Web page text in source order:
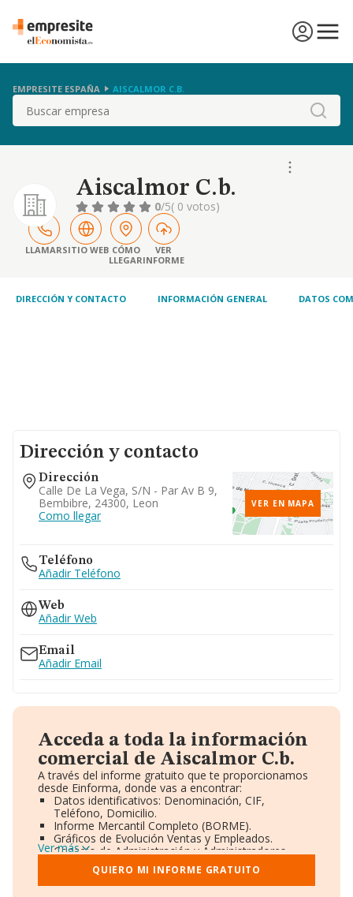
EMPRESITE ESPAÑA AISCALMOR C.B.
Buscar
Aiscalmor C.b.
0/5( 0 votos)
LLAMARSITIO WEB CÓMO
LLEGAR
VER
INFORME
DIRECCIÓN Y CONTACTO INFORMACIÓN GENERAL DATOS
Dirección y contacto
Dirección
Calle De La Vega, S/n - Par Av B 9,
Bembibre, 24300, Leon
Como llegar
VER EN MAPA
Teléfono
Añadir Teléfono
Web
Añadir Web
Email
Añadir Email
Acceda a toda la información
comercial de Aiscalmor C.b.
A través del informe gratuito que te proporcionamos
desde Einforma, donde vas a encontrar:
Datos identificativos: Denominación, CIF,
Teléfono, Domicilio.
Informe Mercantil Completo (BORME).
Gráficos de Evolución Ventas y Empleados.
Consejo de Administración y Administradores.
Directivos y Ejecutivos.
Accionistas.
Participaciones y Vinculaciones en otras empresas.
Ver más
QUIERO MI INFORME GRATUITO